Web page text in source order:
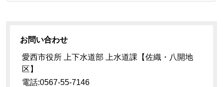
お問い合わせ
愛西市役所 上下水道部 上水道課【佐織・八開地
区】
電話:0567-55-7146